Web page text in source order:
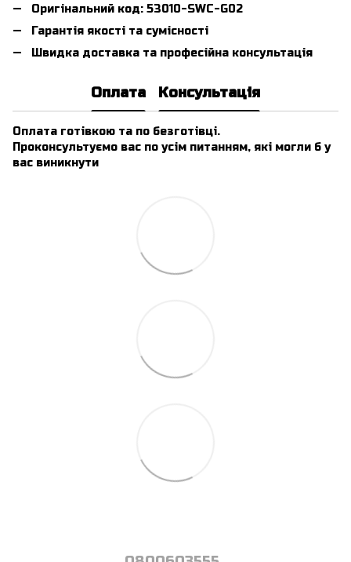
Оригінальний код: 53010-SWC-G02
Гарантія якості та сумісності
Швидка доставка та професійна консультація
Оплата Консультація
Оплата готівкою та по безготівці.
Проконсультуємо вас по усім питанням, які могли б у
вас виникнути